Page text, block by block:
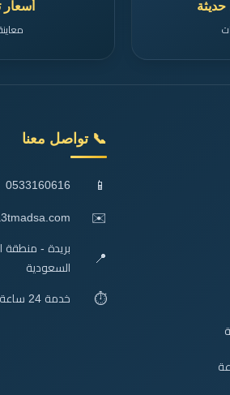
أسعار
📞 تواصل معنا
📱
0533160616
✉️
📍
بريدة - منطقة
السعودية
⏱️ خدمة 24 ساعة طوال الأسبوع